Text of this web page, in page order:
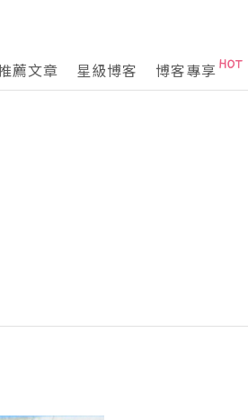
薦文章 星級博客 博客專享